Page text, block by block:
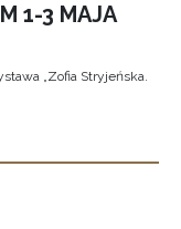
1-3 MAJA
„Zofia Stryjeńska.